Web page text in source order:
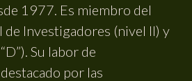
1977. Es miembro del
de Investigadores (nivel II) y
Su labor de
por las